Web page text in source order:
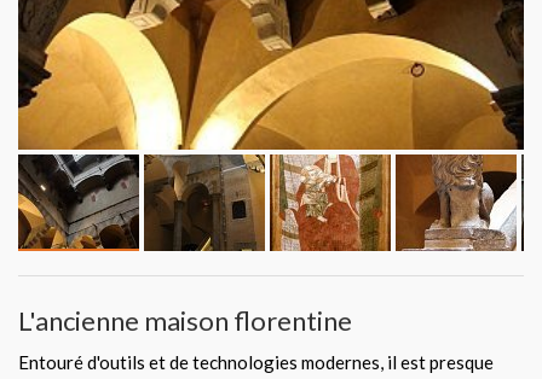
L'ancienne maison florentine
Entouré d'outils et de technologies modernes, il est presque